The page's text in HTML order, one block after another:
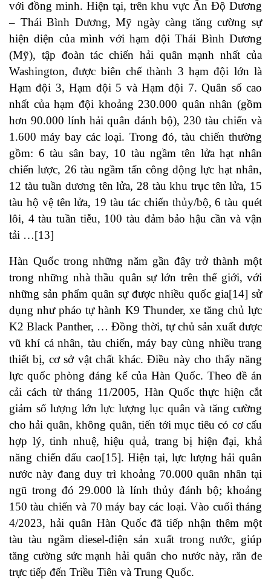
với đồng minh. Hiện tại, trên khu vực Ấn Độ Dương
– Thái Bình Dương, Mỹ ngày càng tăng cường sự
hiện diện của mình với hạm đội Thái Bình Dương
(Mỹ), tập đoàn tác chiến hải quân mạnh nhất của
Washington, được biên chế thành 3 hạm đội lớn là
Hạm đội 3, Hạm đội 5 và Hạm đội 7. Quân số cao
nhất của hạm đội khoảng 230.000 quân nhân (gồm
hơn 90.000 lính hải quân đánh bộ), 230 tàu chiến và
1.600 máy bay các loại. Trong đó, tàu chiến thường
gồm: 6 tàu sân bay, 10 tàu ngầm tên lửa hạt nhân
chiến lược, 26 tàu ngầm tấn công động lực hạt nhân,
12 tàu tuần dương tên lửa, 28 tàu khu trục tên lửa, 15
tàu hộ vệ tên lửa, 19 tàu tác chiến thủy/bộ, 6 tàu quét
lôi, 4 tàu tuần tiễu, 100 tàu đảm bảo hậu cần và vận
tải …[13]
Hàn Quốc trong những năm gần đây trở thành một
trong những nhà thầu quân sự lớn trên thế giới, với
những sản phẩm quân sự được nhiều quốc gia[14] sử
dụng như pháo tự hành K9 Thunder, xe tăng chủ lực
K2 Black Panther, … Đồng thời, tự chủ sản xuất được
vũ khí cá nhân, tàu chiến, máy bay cùng nhiều trang
thiết bị, cơ sở vật chất khác. Điều này cho thấy năng
lực quốc phòng đáng kể của Hàn Quốc. Theo đề án
cải cách từ tháng 11/2005, Hàn Quốc thực hiện cắt
giảm số lượng lớn lực lượng lục quân và tăng cường
cho hải quân, không quân, tiến tới mục tiêu có cơ cấu
hợp lý, tinh nhuệ, hiệu quả, trang bị hiện đại, khả
năng chiến đấu cao[15]. Hiện tại, lực lượng hải quân
nước này đang duy trì khoảng 70.000 quân nhân tại
ngũ trong đó 29.000 là lính thủy đánh bộ; khoảng
150 tàu chiến và 70 máy bay các loại. Vào cuối tháng
4/2023, hải quân Hàn Quốc đã tiếp nhận thêm một
tàu tàu ngầm diesel-điện sản xuất trong nước, giúp
tăng cường sức mạnh hải quân cho nước này, răn đe
trực tiếp đến Triều Tiên và Trung Quốc.